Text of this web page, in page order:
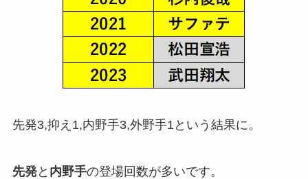
先発3,抑え1,内野手3,外野手1という結果に。
先発と 内野手の登場回数が多いです。